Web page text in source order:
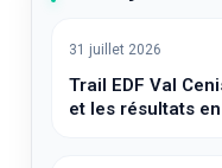
31 juillet 2026
Trail EDF Val
et les résultats